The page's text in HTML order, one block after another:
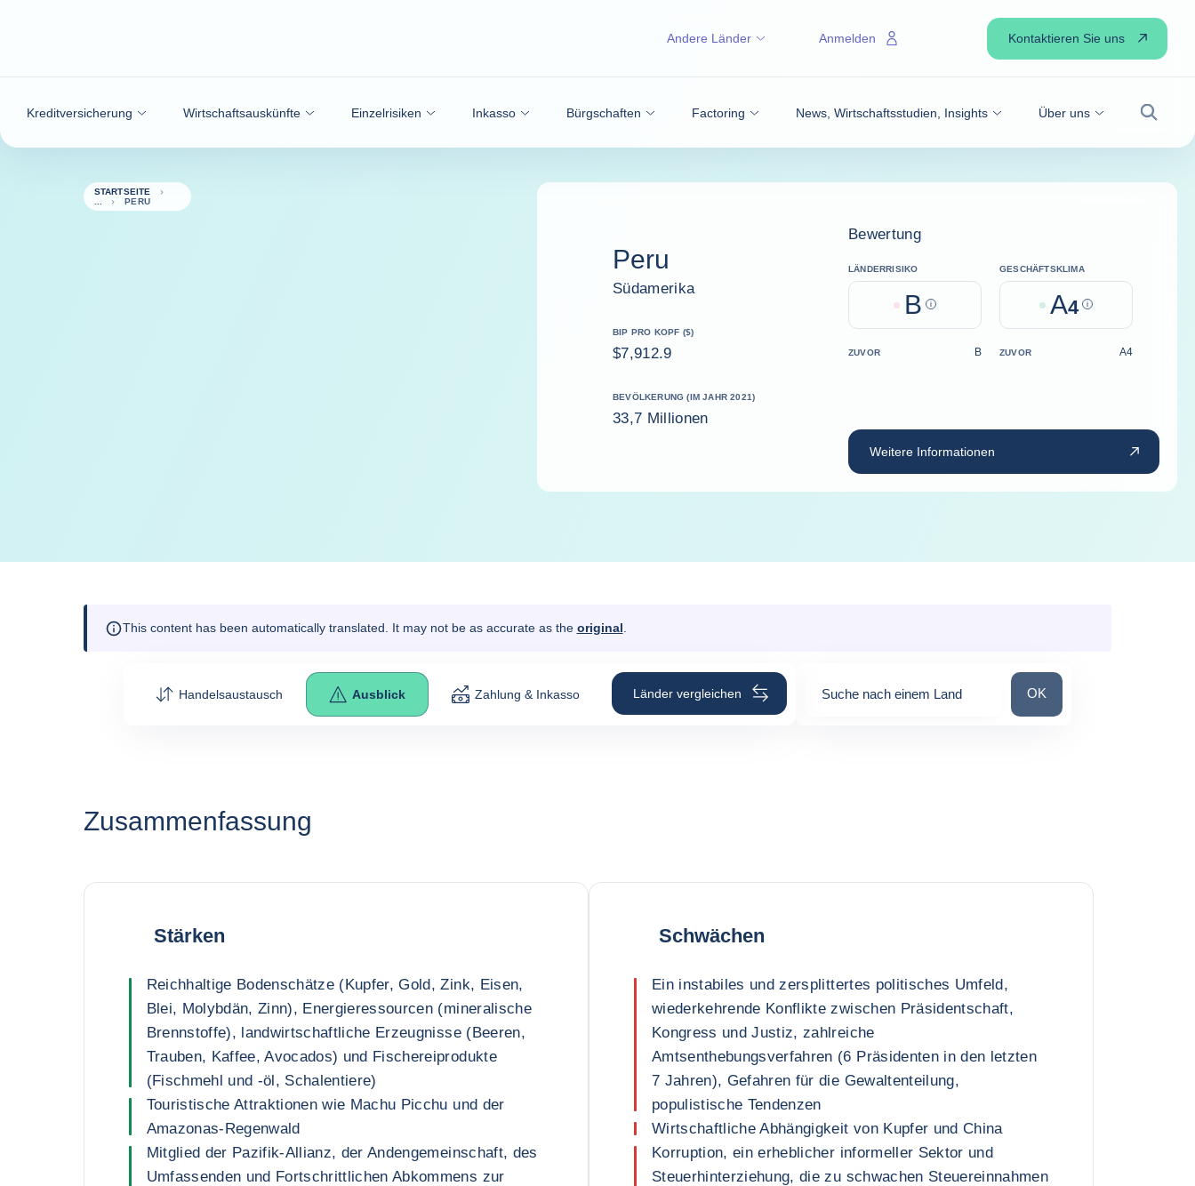
Kreditversicherung Wirtschaftsauskünfte Einzelrisiken Inkasso Bürgschaften Factoring News, Wirtschaftsstudien, Insights Über uns
Suche
Andere Länder Anmelden Kontaktieren Sie uns
STARTSEITE
PERU
Peru
Südamerika
BIP PRO KOPF ($)
$7,912.9
BEVÖLKERUNG (IM JAHR 2021)
33,7 Millionen
Bewertung
LÄNDERRISIKO
B Help
GESCHÄFTSKLIMA
A4 Help
ZUVOR B ZUVOR A4
Weitere Informationen
This content has been automatically translated. It may not be as accurate as the original
Handelsaustausch Ausblick Zahlung & Inkasso Länder vergleichen Suche nach einem Land Suche nach einem Land
OK
Zusammenfassung
Stärken
Reichhaltige Bodenschätze (Kupfer, Gold, Zink, Eisen,
Blei, Molybdän, Zinn), Energieressourcen (mineralische
Brennstoffe), landwirtschaftliche Erzeugnisse (Beeren,
Trauben, Kaffee, Avocados) und Fischereiprodukte
(Fischmehl und -öl, Schalentiere)
Touristische Attraktionen wie Machu Picchu und der
Amazonas-Regenwald
Mitglied der Pazifik-Allianz, der Andengemeinschaft, des
Umfassenden und Fortschrittlichen Abkommens zur
Schwächen
Ein instabiles und zersplittertes politisches Umfeld,
wiederkehrende Konflikte zwischen Präsidentschaft,
Kongress und Justiz, zahlreiche
Amtsenthebungsverfahren (6 Präsidenten in den letzten
7 Jahren), Gefahren für die Gewaltenteilung,
populistische Tendenzen
Wirtschaftliche Abhängigkeit von Kupfer und China
Korruption, ein erheblicher informeller Sektor und
Steuerhinterziehung, die zu schwachen Steuereinnahmen